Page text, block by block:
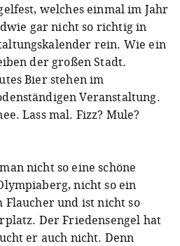
welches einmal im Jahr
gar nicht so richtig in
rein. Wie ein
der großen Stadt.
Bier stehen im
Veranstaltung.
Lass mal. Fizz? Mule?
nicht so eine schöne
nicht so ein
und ist nicht so
Der Friedensengel hat
er auch nicht. Denn